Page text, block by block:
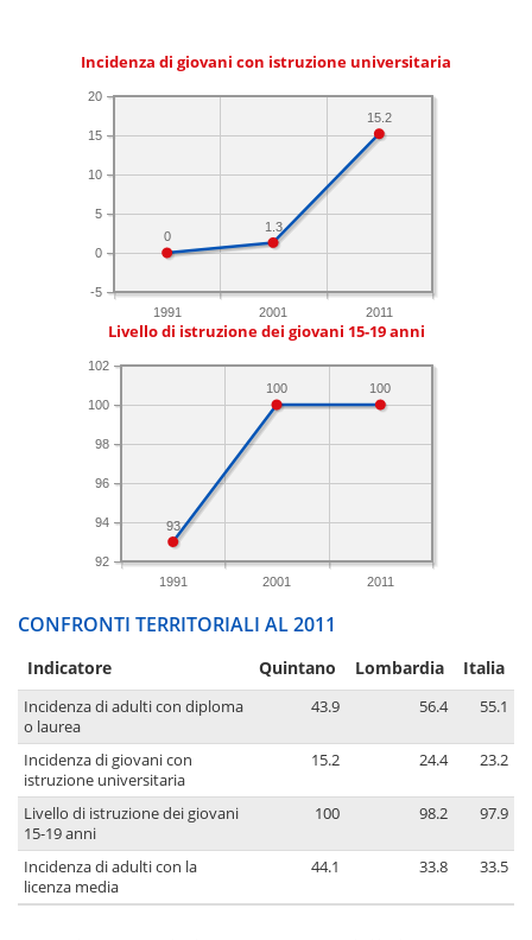
Incidenza di giovani con istruzione universitaria
1991 2001 2011
-5
0
5
10
15
20
15.2
1.3
0
Livello di istruzione dei giovani 15-19 anni
1991 2001 2011
92
94
96
98
100
102
100
100
93
CONFRONTI TERRITORIALI AL 2011
Indicatore Quintano Lombardia Italia
Incidenza di adulti con diploma
o laurea
43.9 56.4 55.1
Incidenza di giovani con
istruzione universitaria
15.2 24.4 23.2
Livello di istruzione dei giovani
15-19 anni
100 98.2 97.9
Incidenza di adulti con la
licenza media
44.1 33.8 33.5